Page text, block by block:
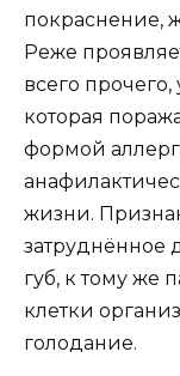
покраснение,
Реже
всего
которая
формой
жизни.
затруднённое
губ, к тому же
клетки
голодание.